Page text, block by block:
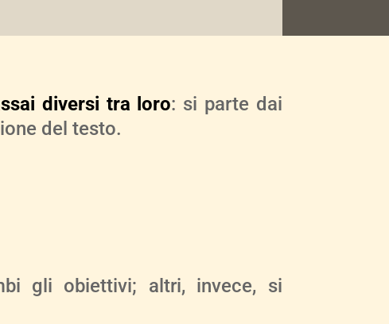
diversi tra loro: si parte dai
del testo.
gli obiettivi; altri, invece, si